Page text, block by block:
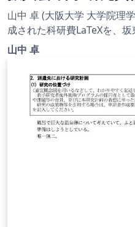
2021.08.04
山中 卓 (大阪大学 大学院理
成された科研費LaTeXを、
承を得てテンプレート登録しています。
u.ac.jp/~taku/
山中 卓